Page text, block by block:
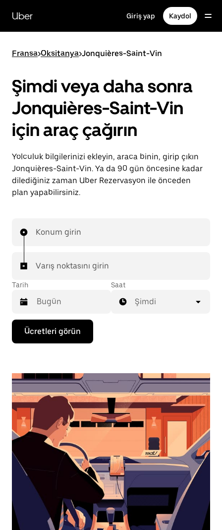
içeriğe
gidinUber Giriş yap Kaydol
Fransa>Oksitanya>Jonquières-Saint-Vin
Şimdi veya daha sonra
Jonquières-Saint-Vin
için araç çağırın
Yolculuk bilgilerinizi ekleyin, araca binin, girip çıkın
Jonquières-Saint-Vin. Ya da 90 gün öncesine kadar
dilediğiniz zaman Uber Rezervasyon ile önceden
plan yapabilirsiniz.
Konum girin
Varış noktasını girin
Tarih
Takvimle
etkileşime
geçmek
seçmek
aşağı
ok
tuşuna
basın.
Takvimi
kapatmak
için
escape
tuşuna
basın.
Saat
Şimdi
Ücretleri görün